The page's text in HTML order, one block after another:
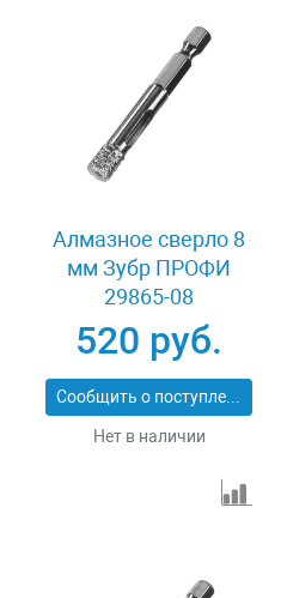
Алмазное сверло 8
мм Зубр ПРОФИ
29865-08
520 руб.
Сообщить о поступлении
Нет в наличии